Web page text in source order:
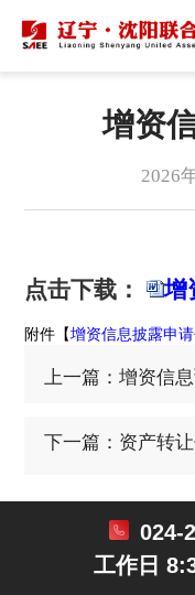
增资
2026
点击下载： 增
附件【增资信息披露申
上一篇：增资信
下一篇：资产转
024-
工作日